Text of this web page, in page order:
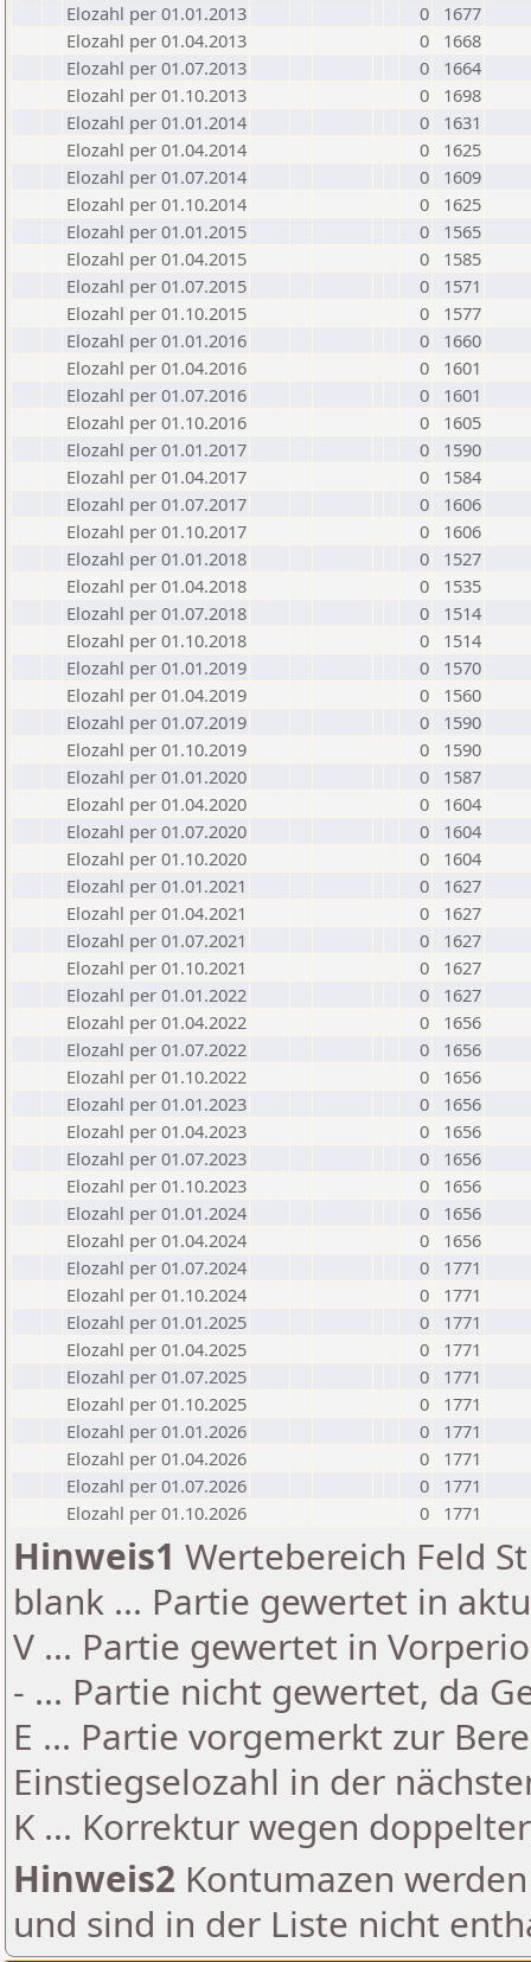
Elozahl per 01.01.2013
0
1677
Elozahl per 01.04.2013
0
1668
Elozahl per 01.07.2013
0
1664
Elozahl per 01.10.2013
0
1698
Elozahl per 01.01.2014
0
1631
Elozahl per 01.04.2014
0
1625
Elozahl per 01.07.2014
0
1609
Elozahl per 01.10.2014
0
1625
Elozahl per 01.01.2015
0
1565
Elozahl per 01.04.2015
0
1585
Elozahl per 01.07.2015
0
1571
Elozahl per 01.10.2015
0
1577
Elozahl per 01.01.2016
0
1660
Elozahl per 01.04.2016
0
1601
Elozahl per 01.07.2016
0
1601
Elozahl per 01.10.2016
0
1605
Elozahl per 01.01.2017
0
1590
Elozahl per 01.04.2017
0
1584
Elozahl per 01.07.2017
0
1606
Elozahl per 01.10.2017
0
1606
Elozahl per 01.01.2018
0
1527
Elozahl per 01.04.2018
0
1535
Elozahl per 01.07.2018
0
1514
Elozahl per 01.10.2018
0
1514
Elozahl per 01.01.2019
0
1570
Elozahl per 01.04.2019
0
1560
Elozahl per 01.07.2019
0
1590
Elozahl per 01.10.2019
0
1590
Elozahl per 01.01.2020
0
1587
Elozahl per 01.04.2020
0
1604
Elozahl per 01.07.2020
0
1604
Elozahl per 01.10.2020
0
1604
Elozahl per 01.01.2021
0
1627
Elozahl per 01.04.2021
0
1627
Elozahl per 01.07.2021
0
1627
Elozahl per 01.10.2021
0
1627
Elozahl per 01.01.2022
0
1627
Elozahl per 01.04.2022
0
1656
Elozahl per 01.07.2022
0
1656
Elozahl per 01.10.2022
0
1656
Elozahl per 01.01.2023
0
1656
Elozahl per 01.04.2023
0
1656
Elozahl per 01.07.2023
0
1656
Elozahl per 01.10.2023
0
1656
Elozahl per 01.01.2024
0
1656
Elozahl per 01.04.2024
0
1656
Elozahl per 01.07.2024
0
1771
Elozahl per 01.10.2024
0
1771
Elozahl per 01.01.2025
0
1771
Elozahl per 01.04.2025
0
1771
Elozahl per 01.07.2025
0
1771
Elozahl per 01.10.2025
0
1771
Elozahl per 01.01.2026
0
1771
Elozahl per 01.04.2026
0
1771
Elozahl per 01.07.2026
0
1771
Elozahl per 01.10.2026
0 1771
Hinweis1 Wertebereich Feld
blank ... Partie gewertet in
V ... Partie gewertet in
- ... Partie nicht gewertet, da
E ... Partie vorgemerkt zur
Einstiegselozahl in der
K ... Korrektur wegen
Hinweis2 Kontumazen
und sind in der Liste nicht